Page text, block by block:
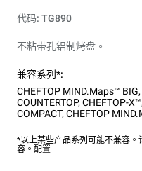
代码: TG890
不粘带孔铝制烤盘。
兼容系列*:
CHEFTOP MIND.Maps™ BIG,
COUNTERTOP, CHEFTOP-X™
COMPACT, CHEFTOP
*以上某些产品系列可能不兼容
容。 配置